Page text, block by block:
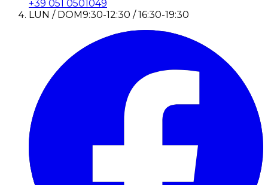
+39 051 0501049
LUN / DOM9:30-12:30 / 16:30-19:30